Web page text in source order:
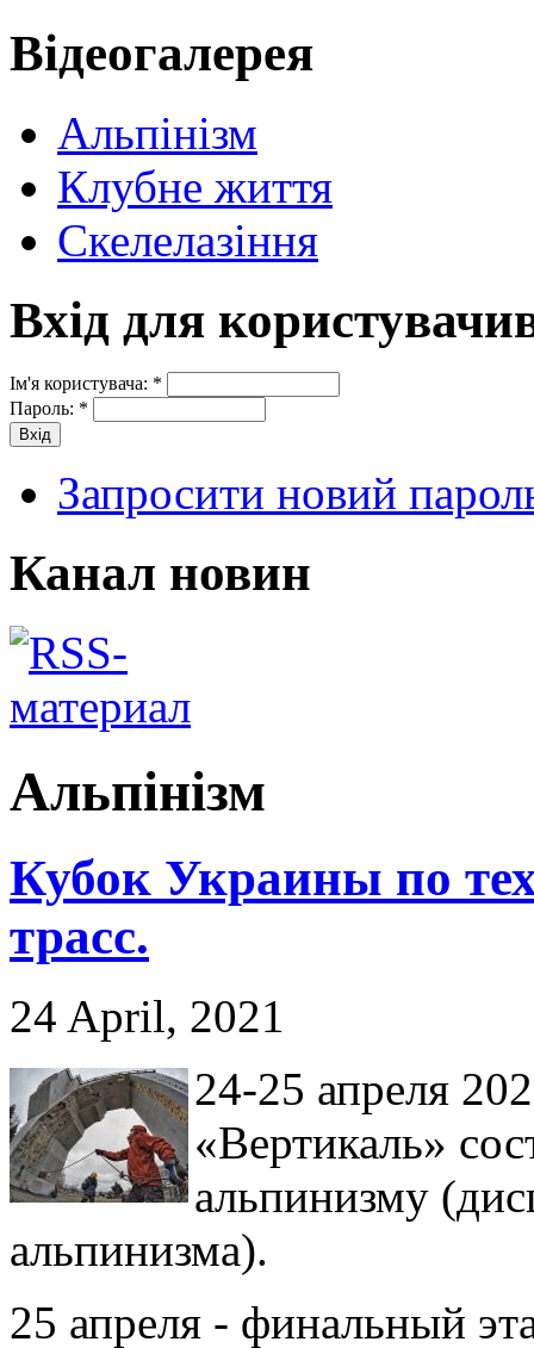
Відеогалерея
Альпінізм
Клубне життя
Скелелазіння
Вхід для
Ім'я користувача: *
Пароль: *
Запросити новий
Канал новин
Альпінізм
Кубок Украины по
трасс.
24 April, 2021
24-25 апреля
«Вертикаль»
альпинизму
альпинизма).
25 апреля - финальный